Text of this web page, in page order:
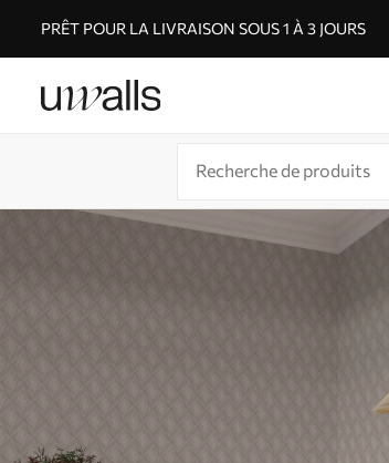
PRÊT POUR LA LIVRAISON SOUS 1 À 3 JOURS